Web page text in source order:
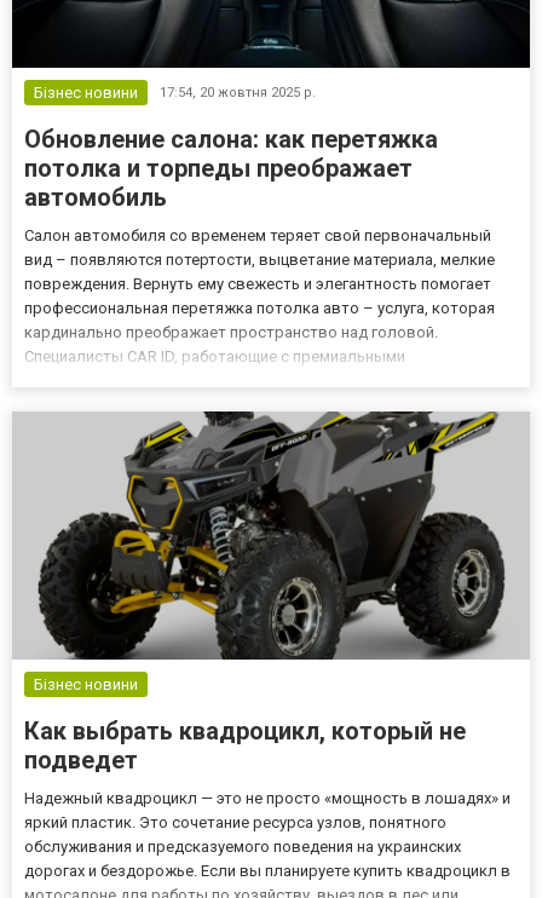
Бізнес новини 17:54, 20 жовтня 2025 р.
Обновление салона: как перетяжка
потолка и торпеды преображает
автомобиль
Салон автомобиля со временем теряет свой первоначальный
вид – появляются потертости, выцветание материала, мелкие
повреждения. Вернуть ему свежесть и элегантность помогает
профессиональная перетяжка потолка авто – услуга, которая
кардинально преображает пространство над головой.
Специалисты CAR ID, работающие с премиальными
безупречный монтаж н...
Бізнес новини
Как выбрать квадроцикл, который не
подведет
Надежный квадроцикл — это не просто «мощность в лошадях» и
яркий пластик. Это сочетание ресурса узлов, понятного
обслуживания и предсказуемого поведения на украинских
дорогах и бездорожье. Если вы планируете купить квадроцикл в